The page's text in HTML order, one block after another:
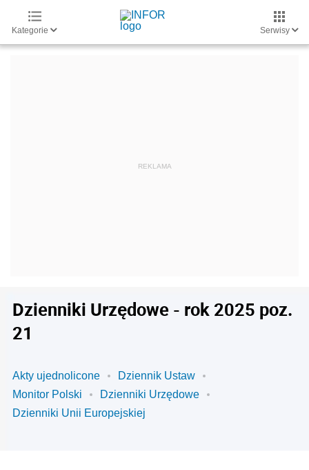
Kategorie Serwisy
Dzienniki Urzędowe - rok 2025 poz.
21
Akty ujednolicone
Dziennik Ustaw
Monitor Polski
Dzienniki Urzędowe
Dzienniki Unii Europejskiej